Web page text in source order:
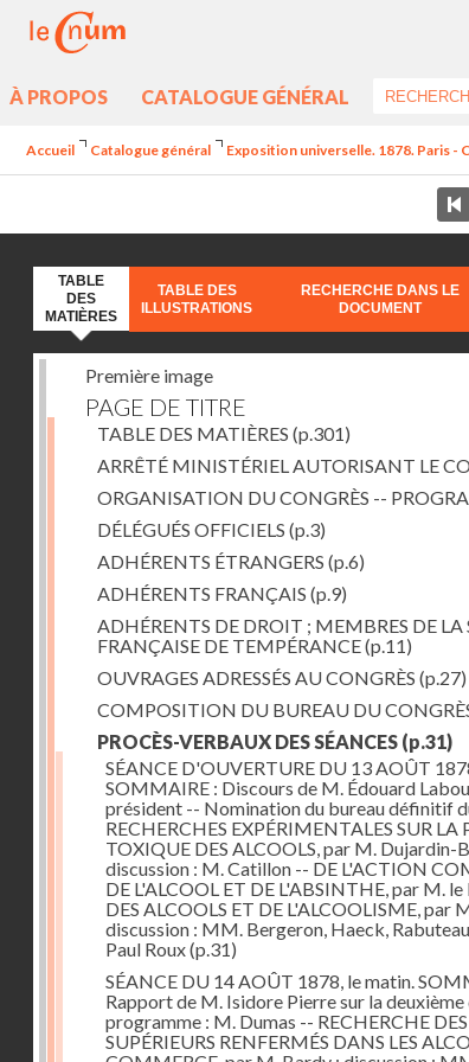
À PROPOS CATALOGUE GÉNÉRAL
Accueil Catalogue général Exposition universelle. 1878. Paris -
TABLE
DES
MATIÈRES
TABLE DES
ILLUSTRATIONS
RECHERCHE DANS LE
DOCUMENT
Première image
PAGE DE TITRE
TABLE DES MATIÈRES (p.301)
ARRÊTÉ MINISTÉRIEL AUTORISANT LE
ORGANISATION DU CONGRÈS --
DÉLÉGUÉS OFFICIELS (p.3)
ADHÉRENTS ÉTRANGERS (p.6)
ADHÉRENTS FRANÇAIS (p.9)
ADHÉRENTS DE DROIT ; MEMBRES DE LA
FRANÇAISE DE TEMPÉRANCE(p.11)
OUVRAGES ADRESSÉS AU CONGRÈS (p.27)
COMPOSITION DU BUREAU DU
PROCÈS-VERBAUX DES SÉANCES (p.31)
SÉANCE D'OUVERTURE DU 13 AOÛT
SOMMAIRE : Discours de M. Édouard
président -- Nomination du bureau définitif
RECHERCHES EXPÉRIMENTALES SUR LA
TOXIQUE DES ALCOOLS, par M. Dujardin-
discussion : M. Catillon -- DE L'ACTION
DE L'ALCOOL ET DE L'ABSINTHE, par M.
DES ALCOOLS ET DE L'ALCOOLISME, par
discussion : MM. Bergeron, Haeck,
Paul Roux(p.31)
SÉANCE DU 14 AOÛT 1878, le matin.
Rapport de M. Isidore Pierre sur la
programme : M. Dumas -- RECHERCHE
SUPÉRIEURS RENFERMÉS DANS LES